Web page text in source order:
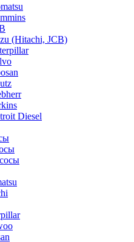
(Hitachi, JCB)
Diesel